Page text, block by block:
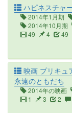
ハピネスチャ
2014年1月期
2014年10月期
49
4 49
映画 プリキュ
永遠のともだち
2014年の映画
1
3 2